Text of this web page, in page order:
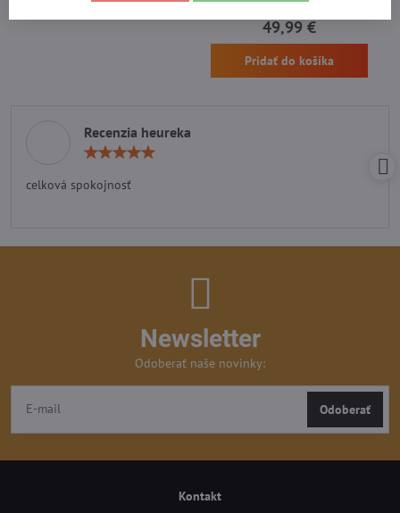
49,99 €
Pridať do košíka
Recenzia heureka
celková spokojnosť
Newsletter
Odoberať naše novinky:
Odoberať
Kontakt